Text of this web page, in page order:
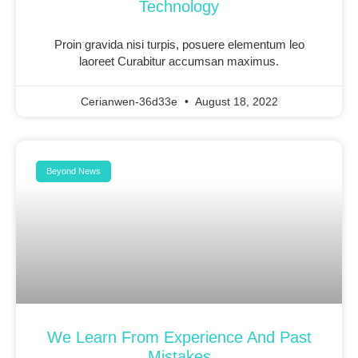
Technology
Proin gravida nisi turpis, posuere elementum leo
laoreet Curabitur accumsan maximus.
Cerianwen-36d33e August 18, 2022
Beyond News
We Learn From Experience And Past